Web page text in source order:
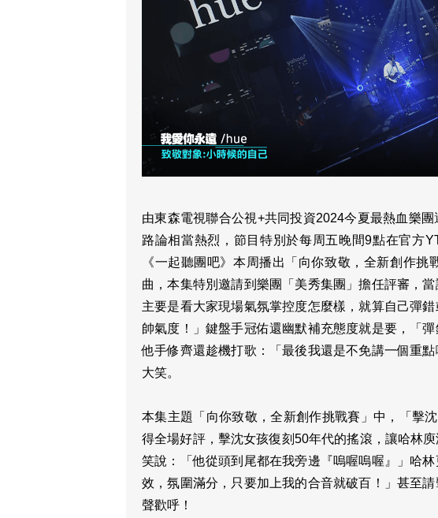
由東森電視聯合公視+共同投資2024今夏最熱血樂
路論相當熱烈，節目特別於每周五晚間9點在官方
《一起聽團吧》本周播出「向你致敬，全新創作
曲，本集特別邀請到樂團「美秀集團」擔任評審，
主要是看大家現場氣氛掌控度怎麼樣，就算自己彈
帥氣度！」鍵盤手冠佑還幽默補充態度就是要，「
他手修齊還趁機打歌：「最後我還是不免講一個重
大笑。
本集主題「向你致敬，全新創作挑戰賽」中，「擊
得全場好評，擊沈女孩復刻50年代的搖滾，讓哈林
笑說：「他從頭到尾都在我旁邊『嗚喔嗚喔』」哈
效，氛圍滿分，只要加上我的合音就破百！」甚至
聲歡呼！